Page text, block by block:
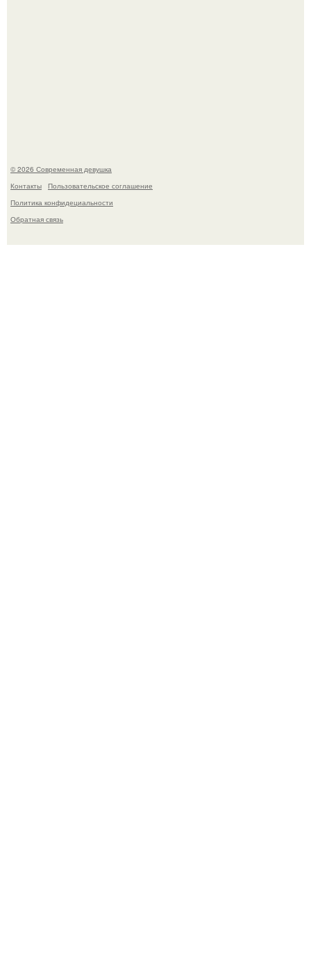
© 2026 Современная девушка
Контакты
Пользовательское соглашение
Политика конфидециальности
Обратная связь